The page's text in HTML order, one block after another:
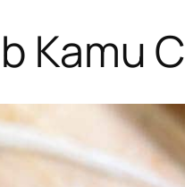
Kamu